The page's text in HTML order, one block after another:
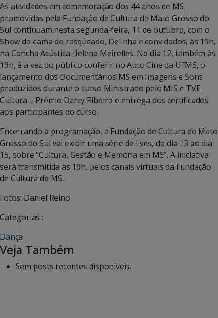
As atividades em comemoração dos 44 anos de MS
promovidas pela Fundação de Cultura de Mato Grosso do
Sul continuam nesta segunda-feira, 11 de outubro, com o
Show da dama do rasqueado, Delinha e convidados, às 19h,
na Concha Acústica Helena Meirelles. No dia 12, também às
19h, é a vez do público conferir no Auto Cine da UFMS, o
lançamento dos Documentários MS em Imagens e Sons
produzidos durante o curso Ministrado pelo MIS e TVE
Cultura – Prêmio Darcy Ribeiro e entrega dos certificados
aos participantes do curso.
Encerrando a programação, a Fundação de Cultura de Mato
Grosso do Sul vai exibir uma série de lives, do dia 13 ao dia
15, sobre “Cultura, Gestão e Memória em MS”. A iniciativa
será transmitida às 19h, pelos canais virtuais da Fundação
de Cultura de MS.
Fotos: Daniel Reino
Categorias :
Dança
Veja Também
Sem posts recentes disponíveis.